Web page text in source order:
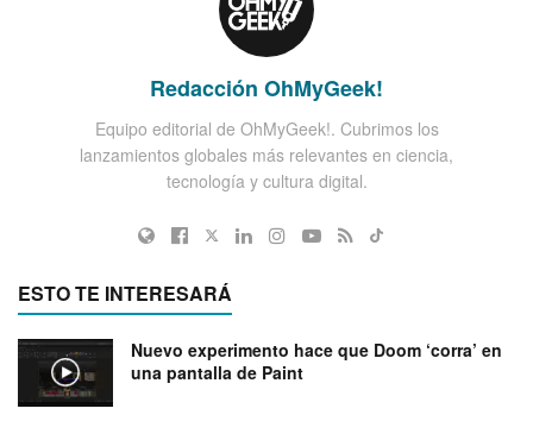
Redacción OhMyGeek!
Equipo editorial de OhMyGeek!. Cubrimos los
lanzamientos globales más relevantes en ciencia,
tecnología y cultura digital.
ESTO TE INTERESARÁ
Nuevo experimento hace que Doom ‘corra’ en
una pantalla de Paint